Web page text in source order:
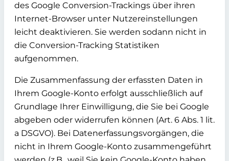
des Google Conversion-Trackings über ihren
Internet-Browser unter Nutzereinstellungen
leicht deaktivieren. Sie werden sodann nicht in
die Conversion-Tracking Statistiken
aufgenommen.
Die Zusammenfassung der erfassten Daten in
Ihrem Google-Konto erfolgt ausschließlich auf
Grundlage Ihrer Einwilligung, die Sie bei Google
abgeben oder widerrufen können (Art. 6 Abs. 1 lit.
a DSGVO). Bei Datenerfassungsvorgängen, die
nicht in Ihrem Google-Konto zusammengeführt